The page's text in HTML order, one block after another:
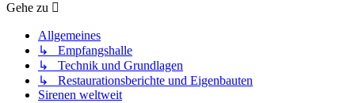
Gehe zu
Allgemeines
↳ Empfangshalle
↳ Technik und Grundlagen
↳ Restaurationsberichte und Eigenbauten
Sirenen weltweit